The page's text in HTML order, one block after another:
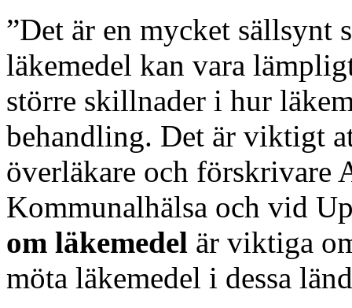
”Det är en mycket
läkemedel kan vara
större skillnader i hur
behandling. Det är viktigt
överläkare och förskrivare
Kommunalhälsa och vid
om läkemedel är viktiga
möta läkemedel i dessa